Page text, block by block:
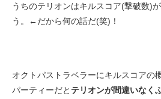
うちのテリオンはキルスコア(撃破数)
う。←だから何の話だ(笑)！
オクトパストラベラーにキルスコアの
パーティーだと テリオンが間違いなく